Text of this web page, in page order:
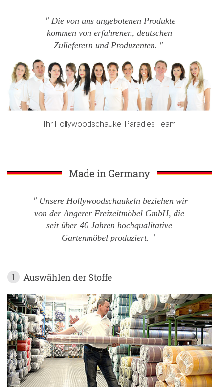
Die von uns angebotenen Produkte
kommen von erfahrenen, deutschen
Zulieferern und Produzenten.
Ihr Hollywoodschaukel Paradies Team
Made in Germany
Unsere Hollywoodschaukeln beziehen wir
von der Angerer Freizeitmöbel GmbH, die
seit über 40 Jahren hochqualitative
Gartenmöbel produziert.
1 Auswählen der Stoffe